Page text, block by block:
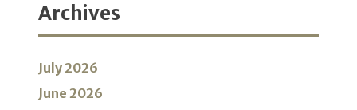
Archives
July 2026
June 2026